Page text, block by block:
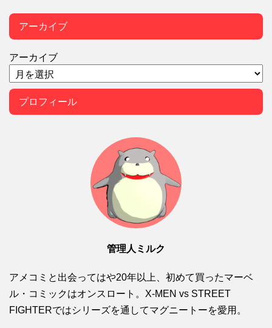
アーカイブ
アーカイブ
プロフィール
管理人ミルク
アメコミと出会ってはや20年以上、初めて買ったマーベ
ル・コミックはオンスロート。X-MEN vs STREET
FIGHTERではシリーズを通してマグニートーを愛用。